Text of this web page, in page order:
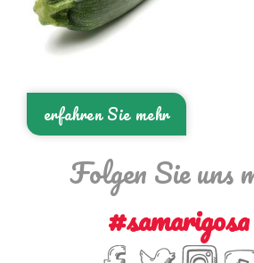
erfahren Sie mehr
Folgen Sie uns
#samarigosa